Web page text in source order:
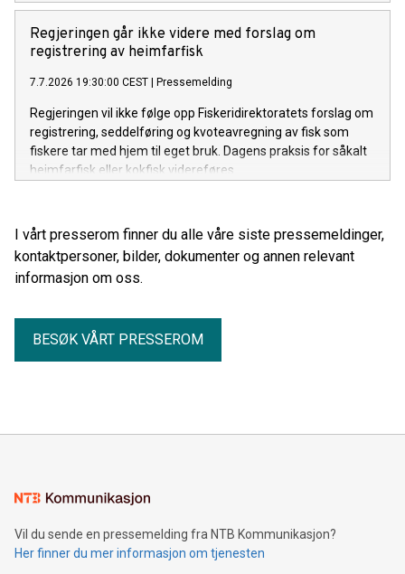
for økt handel, investeringer og næringslivssamarbeid.
Regjeringen går ikke videre med forslag om
registrering av heimfarfisk
7.7.2026 19:30:00 CEST | Pressemelding
Regjeringen vil ikke følge opp Fiskeridirektoratets forslag om
registrering, seddelføring og kvoteavregning av fisk som
fiskere tar med hjem til eget bruk. Dagens praksis for såkalt
heimfarfisk eller kokfisk videreføres.
I vårt presserom finner du alle våre siste pressemeldinger,
kontaktpersoner, bilder, dokumenter og annen relevant
informasjon om oss.
BESØK VÅRT PRESSEROM
Vil du sende en pressemelding fra NTB Kommunikasjon?
Her finner du mer informasjon om tjenesten